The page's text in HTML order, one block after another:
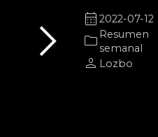
calendar_month 2022-07-12
folder Resumen
semanal
person Lozbo
chevron_right